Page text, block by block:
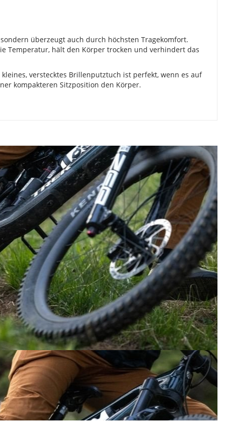
überzeugt auch durch höchsten Tragekomfort.
Temperatur, hält den Körper trocken und verhindert das
verstecktes Brillenputztuch ist perfekt, wenn es auf
kompakteren Sitzposition den Körper.